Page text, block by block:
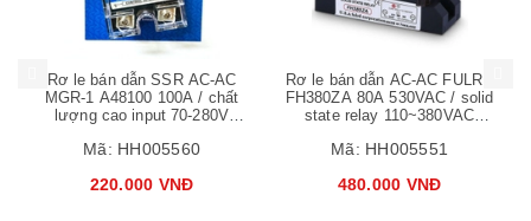
Rơ le bán dẫn SSR AC-AC
MGR-1 A48100 100A / chất
lượng cao input 70-280V
Mã: HH005560
220.000 VNĐ
Rơ le bán dẫn AC-AC FULRD
FH380ZA 80A 530VAC / solid
state relay 110~380VAC
Mã: HH005551
480.000 VNĐ